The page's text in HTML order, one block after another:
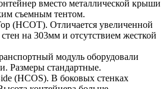
вместо металлической крыши
съемным тентом.
(HCOT). Отличается увеличенной
на 303мм и отсутствием жесткой
модуль оборудовали
Размеры стандартные.
(HCOS). В боковых стенках